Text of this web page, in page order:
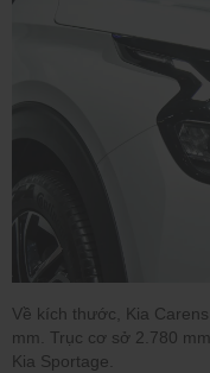
Về kích thước, Kia
mm. Trục cơ sở 2.780
Kia Sportage.